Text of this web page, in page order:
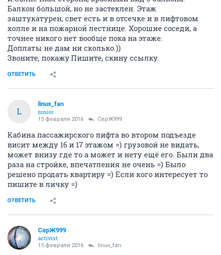
Балкон большой, но не застеклен. Этаж
заштукатурен, свет есть и в отсечке и в лифтовом
холле и на пожарной лестнице. Хорошие соседи, а
точнее никого нет вообще пока на этаже.
Доплаты не дам ни сколько.))
Звоните, покажу.Пишите, скину ссылку.
ОТВЕТИТЬ
L
linux_fan
junior
15 февраля 2016 СерЖ999
Кабина пассажирского лифта во втором подъезде
висит между 16 и 17 этажом =) грузовой не видать,
может внизу где то а может и нету ещё его. Были два
раза на стройке, впечатления не очень =) Было
решено продать квартиру =) Если кого интересует то
пишите в личку =)
ОТВЕТИТЬ
СерЖ999
activist
15 февраля 2016 linux_fan